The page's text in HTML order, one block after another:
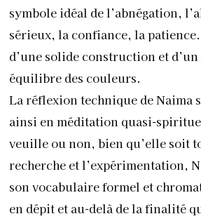
symbole idéal de l’abnégation,
sérieux, la confiance, la
d’une solide construction et
équilibre des couleurs.
La réflexion technique de Naima
ainsi en méditation quasi-
veuille ou non, bien qu’elle soit
recherche et l’expérimentation,
son vocabulaire formel et
en dépit et au-delà de la finalité